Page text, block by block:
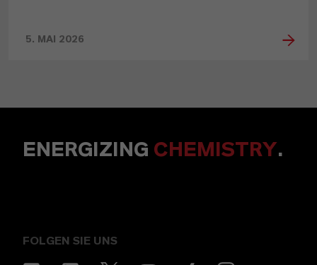
5. MAI 2026
ENERGIZING CHEMISTRY.
FOLGEN SIE UNS